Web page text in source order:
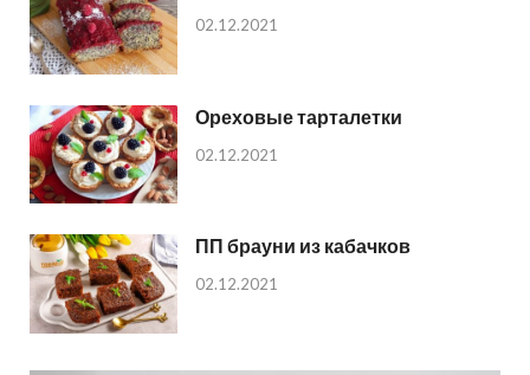
02.12.2021
Ореховые тарталетки
02.12.2021
ПП брауни из кабачков
02.12.2021